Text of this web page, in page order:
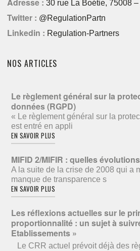
30 rue La Boétie, 75008
Twitter : @RegulationPartn
Linkedin : Regulation-Partners
NOS ARTICLES
Le règlement général sur la
données (RGPD)
« Le règlement général sur la
est entré en appli
EN SAVOIR PLUS
MIFID 2/MIFIR : quelles
A la suite de la crise de 2008 qui a
manque de transparence s
EN SAVOIR PLUS
Les réflexions actuelles sur le
proportionnalité : un sujet à
Etablissements »
Le CRR actuel prévoit déjà des